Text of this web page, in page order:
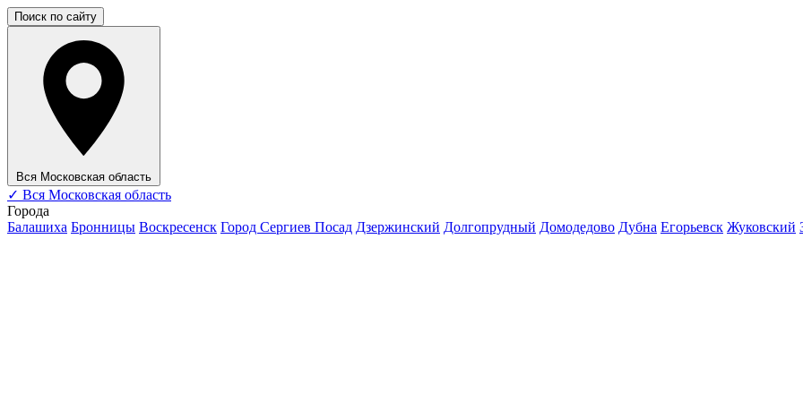
Поиск по сайту
Вся Московская область
✓ Вся Московская область
Города
Балашиха Бронницы Воскресенск Город Сергиев Посад Дзержинский Долгопрудный Домодедово Дубна Егорьевск Жуковский